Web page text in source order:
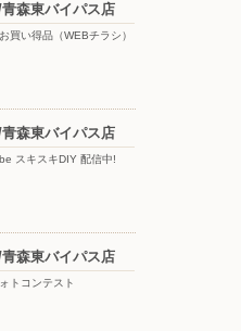
青森東バイパス店
買い得品（WEBチラシ）
青森東バイパス店
スキスキDIY 配信中!
青森東バイパス店
トコンテスト